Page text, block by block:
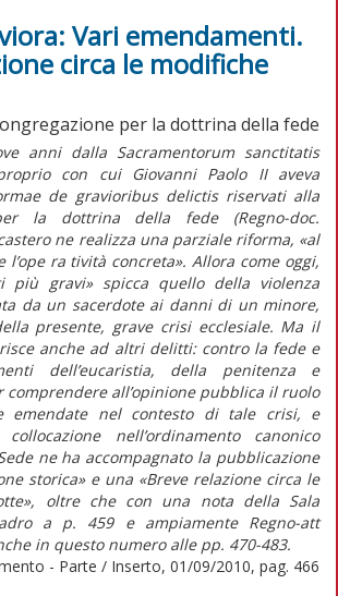
Vari emendamenti.
circa le modifiche
per la dottrina della fede
anni dalla Sacramentorum sanctitatis
con cui Giovanni Paolo II aveva
de gravioribus delictis riservati alla
la dottrina della fede (Regno-doc.
ne realizza una parziale riforma, «al
ra tività concreta». Allora come oggi,
più gravi» spicca quello della violenza
da un sacerdote ai danni di un minore,
presente, grave crisi ecclesiale. Ma il
anche ad altri delitti: contro la fede e
dell’eucaristia, della penitenza e
comprendere all’opinione pubblica il ruolo
emendate nel contesto di tale crisi, e
nell’ordinamento canonico
ne ha accompagnato la pubblicazione
storica» e una «Breve relazione circa le
oltre che con una nota della Sala
a p. 459 e ampiamente Regno-att
in questo numero alle pp. 470-483.
- Parte / Inserto, 01/09/2010, pag. 466